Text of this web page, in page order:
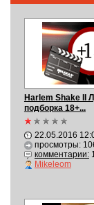
Harlem Shake II
подборка 18+...
22.05.2016
просмотры:
комментарии:
Mikeleom